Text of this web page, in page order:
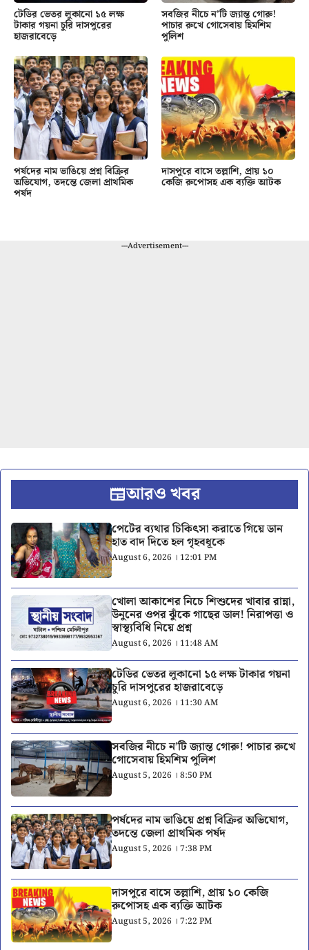
টেডির ভেতর লুকানো ১৫ লক্ষ
টাকার গয়না চুরি দাসপুরের
হাজরাবেড়ে
সবজির নীচে ন’টি জ্যান্ত গোরু!
পাচার রুখে গোসেবায় হিমশিম
পুলিশ
পর্ষদের নাম ভাঙিয়ে প্রশ্ন বিক্রির
অভিযোগ, তদন্তে জেলা প্রাথমিক
পর্ষদ
দাসপুরে বাসে তল্লাশি, প্রায় ১০
কেজি রুপোসহ এক ব্যক্তি আটক
---Advertisement---
আরও খবর
পেটের ব্যথার চিকিৎসা করাতে গিয়ে ডান
হাত বাদ দিতে হল গৃহবধূকে
August 6, 2026 । 12:01 PM
খোলা আকাশের নিচে শিশুদের খাবার রান্না,
উনুনের ওপর ঝুঁকে গাছের ডাল! নিরাপত্তা ও
স্বাস্থ্যবিধি নিয়ে প্রশ্ন
August 6, 2026 । 11:48 AM
টেডির ভেতর লুকানো ১৫ লক্ষ টাকার গয়না
চুরি দাসপুরের হাজরাবেড়ে
August 6, 2026 । 11:30 AM
সবজির নীচে ন’টি জ্যান্ত গোরু! পাচার রুখে
গোসেবায় হিমশিম পুলিশ
August 5, 2026 । 8:50 PM
পর্ষদের নাম ভাঙিয়ে প্রশ্ন বিক্রির অভিযোগ,
তদন্তে জেলা প্রাথমিক পর্ষদ
August 5, 2026 । 7:38 PM
দাসপুরে বাসে তল্লাশি, প্রায় ১০ কেজি
রুপোসহ এক ব্যক্তি আটক
August 5, 2026 । 7:22 PM